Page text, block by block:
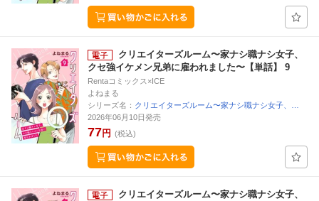
クリエイターズルーム〜家ナシ職ナシ女子、
クセ強イケメン兄弟に雇われました〜【単話】 9
Rentaコミックス×ICE
よねまる
シリーズ名： クリエイターズルーム〜家ナシ職ナシ女子、…
2026年06月10日発売
77円 (税込)
クリエイターズルーム〜家ナシ職ナシ女子、